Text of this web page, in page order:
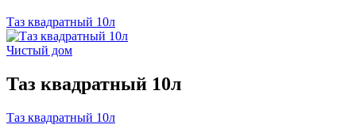
Таз квадратный 10л
Чистый дом
Таз квадратный 10л
Таз квадратный 10л